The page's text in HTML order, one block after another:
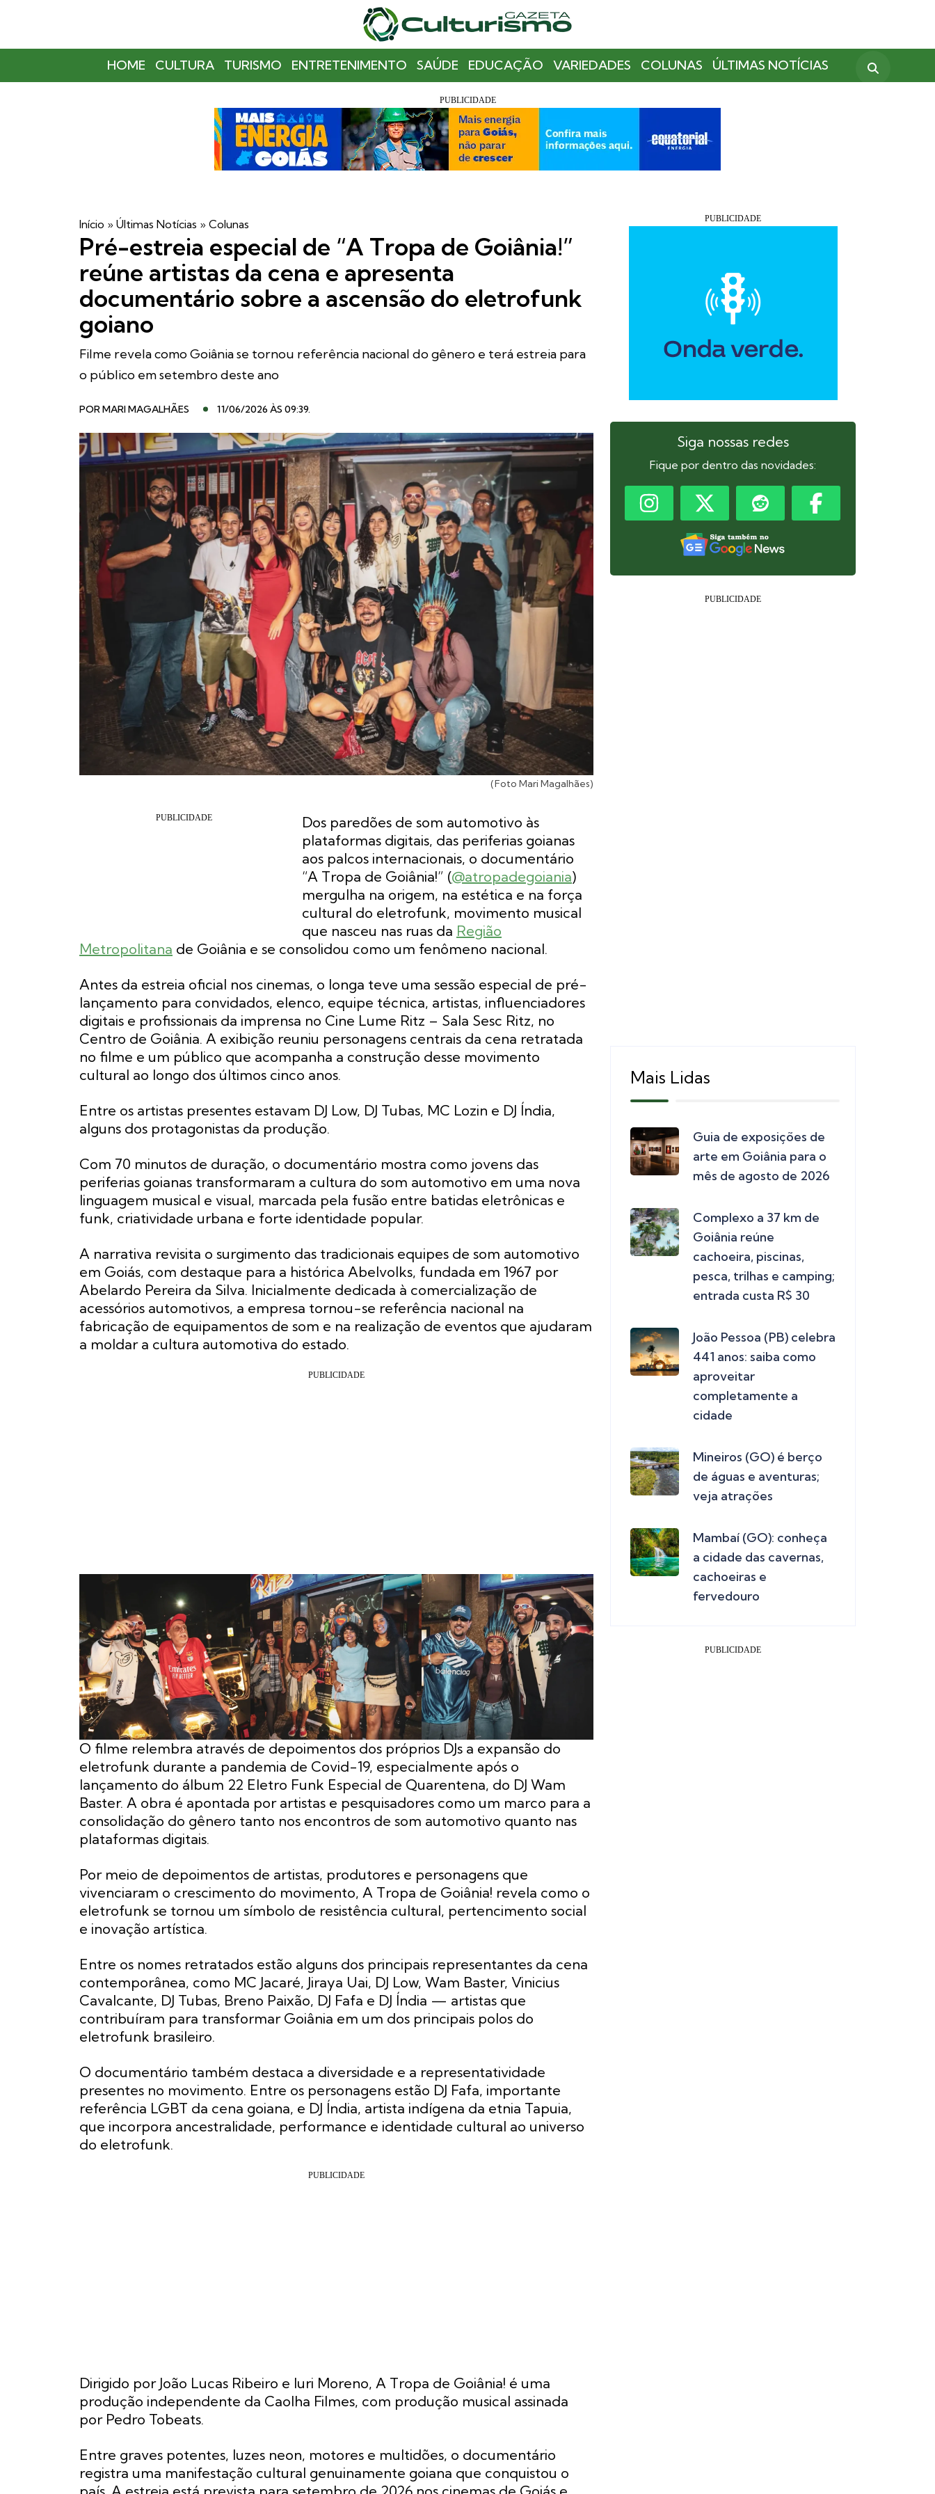
HOME CULTURA TURISMO ENTRETENIMENTO SAÚDE EDUCAÇÃO VARIEDADES COLUNAS ÚLTIMAS NOTÍCIAS
Início » Últimas Notícias » Colunas
Pré-estreia especial de “A Tropa de Goiânia!”
reúne artistas da cena e apresenta
documentário sobre a ascensão do eletrofunk
goiano
Filme revela como Goiânia se tornou referência nacional do gênero e terá estreia para
o público em setembro deste ano
PORMARI MAGALHÃES 11/06/2026 ÀS 09:39.
(Foto Mari Magalhães)
Dos paredões de som automotivo às
plataformas digitais, das periferias goianas
aos palcos internacionais, o documentário
“A Tropa de Goiânia!” (@atropadegoiania)
mergulha na origem, na estética e na força
cultural do eletrofunk, movimento musical
que nasceu nas ruas da Região
Metropolitana de Goiânia e se consolidou como um fenômeno nacional.
Antes da estreia oficial nos cinemas, o longa teve uma sessão especial de pré-
lançamento para convidados, elenco, equipe técnica, artistas, influenciadores
digitais e profissionais da imprensa no Cine Lume Ritz – Sala Sesc Ritz, no
Centro de Goiânia. A exibição reuniu personagens centrais da cena retratada
no filme e um público que acompanha a construção desse movimento
cultural ao longo dos últimos cinco anos.
Entre os artistas presentes estavam DJ Low, DJ Tubas, MC Lozin e DJ Índia,
alguns dos protagonistas da produção.
Com 70 minutos de duração, o documentário mostra como jovens das
periferias goianas transformaram a cultura do som automotivo em uma nova
linguagem musical e visual, marcada pela fusão entre batidas eletrônicas e
funk, criatividade urbana e forte identidade popular.
A narrativa revisita o surgimento das tradicionais equipes de som automotivo
em Goiás, com destaque para a histórica Abelvolks, fundada em 1967 por
Abelardo Pereira da Silva. Inicialmente dedicada à comercialização de
acessórios automotivos, a empresa tornou-se referência nacional na
fabricação de equipamentos de som e na realização de eventos que ajudaram
a moldar a cultura automotiva do estado.
O filme relembra através de depoimentos dos próprios DJs a expansão do
eletrofunk durante a pandemia de Covid-19, especialmente após o
lançamento do álbum 22 Eletro Funk Especial de Quarentena, do DJ Wam
Baster. A obra é apontada por artistas e pesquisadores como um marco para a
consolidação do gênero tanto nos encontros de som automotivo quanto nas
plataformas digitais.
Por meio de depoimentos de artistas, produtores e personagens que
vivenciaram o crescimento do movimento, A Tropa de Goiânia! revela como o
eletrofunk se tornou um símbolo de resistência cultural, pertencimento social
e inovação artística.
Entre os nomes retratados estão alguns dos principais representantes da cena
contemporânea, como MC Jacaré, Jiraya Uai, DJ Low, Wam Baster, Vinicius
Cavalcante, DJ Tubas, Breno Paixão, DJ Fafa e DJ Índia — artistas que
contribuíram para transformar Goiânia em um dos principais polos do
eletrofunk brasileiro.
O documentário também destaca a diversidade e a representatividade
presentes no movimento. Entre os personagens estão DJ Fafa, importante
referência LGBT da cena goiana, e DJ Índia, artista indígena da etnia Tapuia,
que incorpora ancestralidade, performance e identidade cultural ao universo
do eletrofunk.
Dirigido por João Lucas Ribeiro e Iuri Moreno, A Tropa de Goiânia! é uma
produção independente da Caolha Filmes, com produção musical assinada
por Pedro Tobeats.
Entre graves potentes, luzes neon, motores e multidões, o documentário
registra uma manifestação cultural genuinamente goiana que conquistou o
país. A estreia está prevista para setembro de 2026 nos cinemas de Goiás e,
Siga nossas redes
Fique por dentro das novidades:
Mais Lidas
Guia de exposições de
arte em Goiânia para o
mês de agosto de 2026
Complexo a 37 km de
Goiânia reúne
cachoeira, piscinas,
pesca, trilhas e camping;
entrada custa R$ 30
João Pessoa (PB) celebra
441 anos: saiba como
aproveitar
completamente a
cidade
Mineiros (GO) é berço
de águas e aventuras;
veja atrações
Mambaí (GO): conheça
a cidade das cavernas,
cachoeiras e
fervedouro